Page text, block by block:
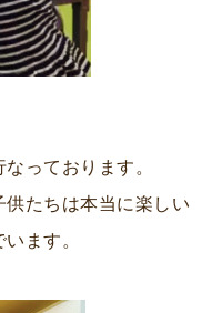
っております。
たちは本当に楽しい
ます。